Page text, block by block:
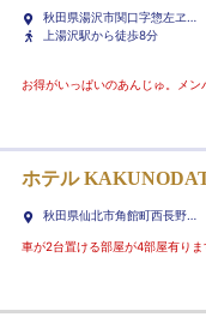
秋田県湯沢市関口字惣左ヱ門
川原3-3
上湯沢駅から徒歩8分
お得がいっぱいのあんじゅ。メ
ホテル
秋田県仙北市角館町西長野字
車が2台置ける部屋が4部屋有りま